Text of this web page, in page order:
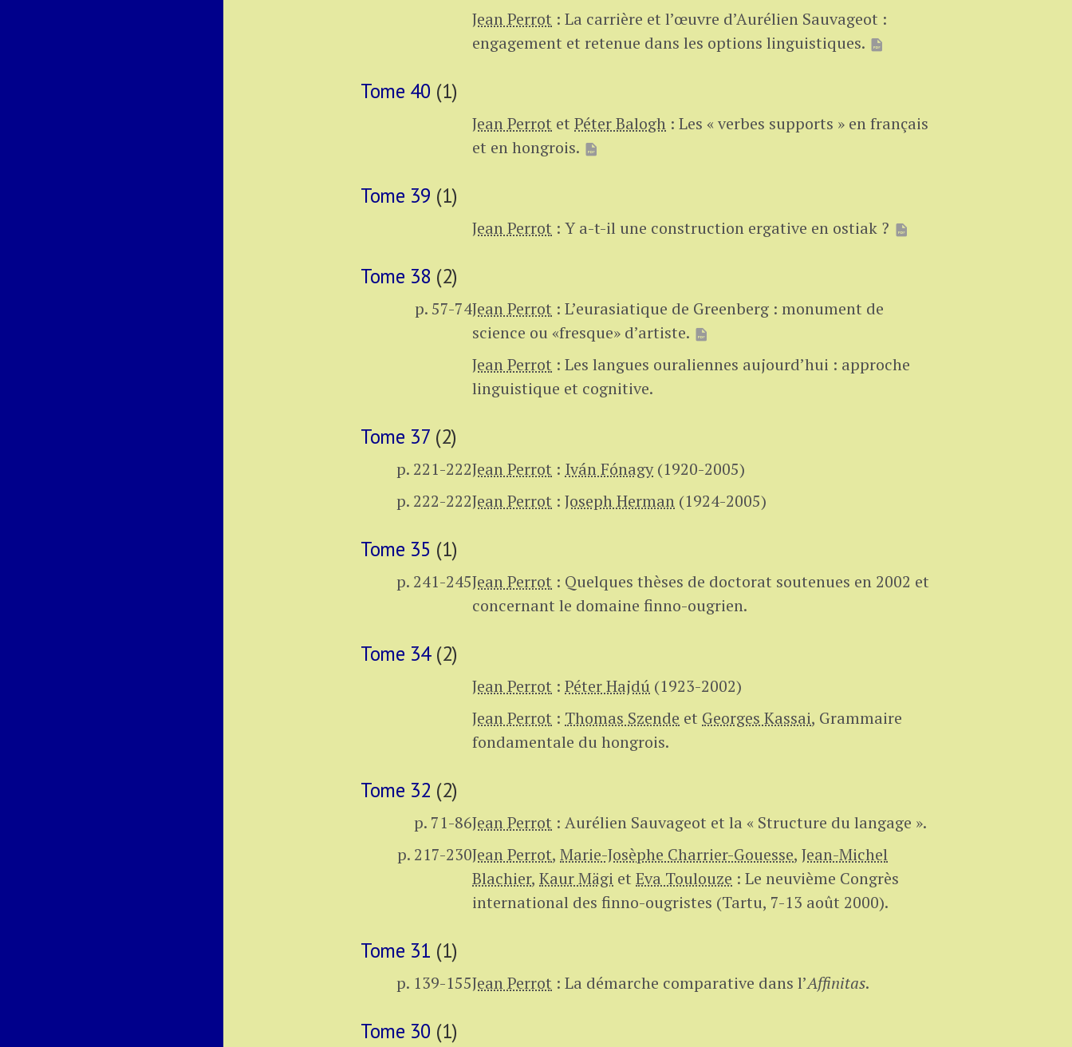
Jean Perrot : La carrière et l’œuvre d’Aurélien Sauvageot :
engagement et retenue dans les options linguistiques.
Tome 40 (1)
Jean Perrot et Péter Balogh : Les « verbes supports » en français
et en hongrois.
Tome 39 (1)
Jean Perrot : Y a-t-il une construction ergative en ostiak ?
Tome 38 (2)
p. 57-74Jean Perrot : L’eurasiatique de Greenberg : monument de
science ou «fresque» d’artiste.
Jean Perrot : Les langues ouraliennes aujourd’hui : approche
linguistique et cognitive.
Tome 37 (2)
p. 221-222Jean Perrot : Iván Fónagy (1920-2005)
p. 222-222Jean Perrot : Joseph Herman (1924-2005)
Tome 35 (1)
p. 241-245Jean Perrot : Quelques thèses de doctorat soutenues en 2002 et
concernant le domaine finno-ougrien.
Tome 34(2)
Jean Perrot : Péter Hajdú (1923-2002)
Jean Perrot : Thomas Szende et Georges Kassai, Grammaire
fondamentale du hongrois.
Tome 32 (2)
p. 71-86Jean Perrot : Aurélien Sauvageot et la « Structure du langage ».
p. 217-230Jean Perrot, Marie-Josèphe Charrier-Gouesse, Jean-Michel
Blachier, Kaur Mägi et Eva Toulouze : Le neuvième Congrès
international des finno-ougristes (Tartu, 7-13 août 2000).
Tome 31 (1)
p. 139-155Jean Perrot : La démarche comparative dans l’Affinitas.
Tome 30 (1)